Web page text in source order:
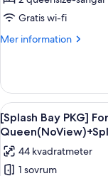
Only)
4
Pax
CI
Tower
Deluxe
+
(Usage:
CI
Day
Gratis wi-fi
Mer information
Mer
Bay
PKG]
Ocean
Tower
Deluxe
Double
Öppna
alla
foton
för
4
[Splash Bay PKG]
44 kvadratmeter
1 sovrum